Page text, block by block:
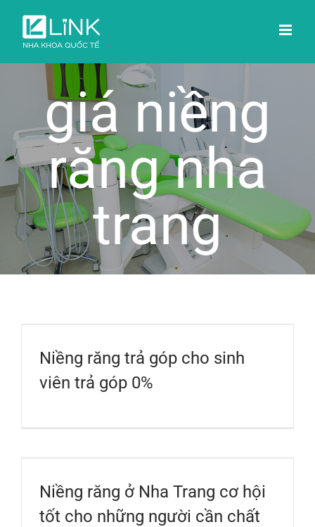
content
giá niềng
răng nha
trang
Niềng răng trả góp cho sinh
viên trả góp 0%
Niềng răng ở Nha Trang cơ hội
tốt cho những người cần chất